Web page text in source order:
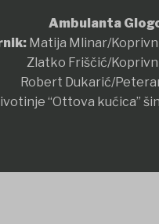
Ambulanta
Matija Mlinar/
Zlatko Friščić/
Robert Dukarić/
“Ottova kućica”